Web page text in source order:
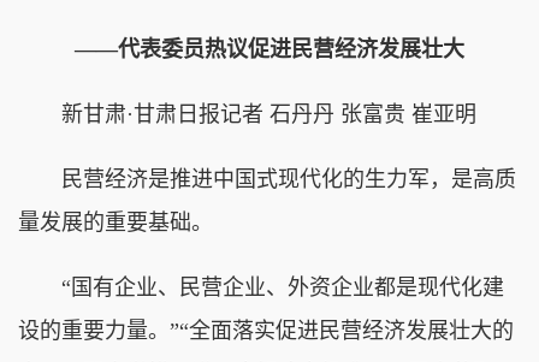
——代表委员热议促进民营经济发展壮大
新甘肃·甘肃日报记者 石丹丹 张富贵 崔亚明
民营经济是推进中国式现代化的生力军，是高质
量发展的重要基础。
“国有企业、民营企业、外资企业都是现代化建
设的重要力量。”“全面落实促进民营经济发展壮大的